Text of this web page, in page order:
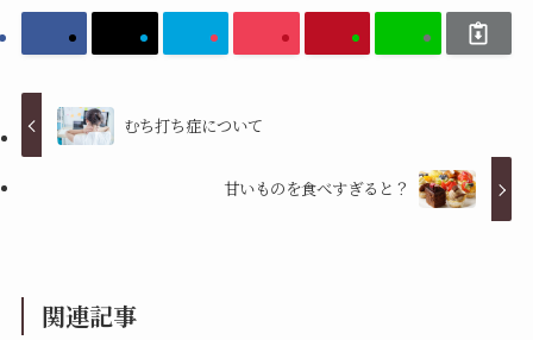
むち打ち症について
甘いものを食べすぎると？
関連記事